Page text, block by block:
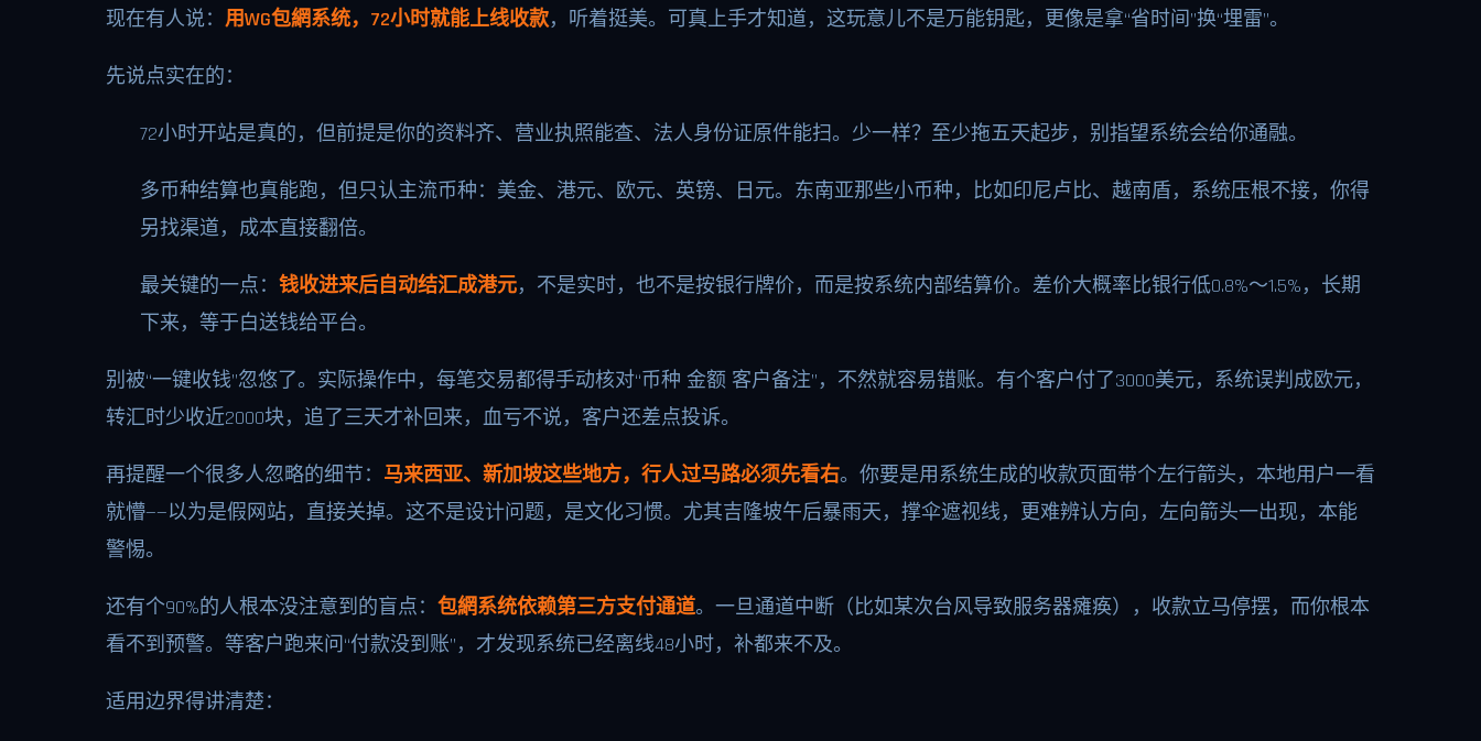
现在有人说： 用WG包網系统，72小时就能上线收款，听着挺美。可真上手才知道，这玩意儿不是万能钥匙，更像是拿“省时间”换“埋雷”。
先说点实在的：
72小时开站是真的，但前提是你的资料齐、营业执照能查、法人身份证原件能扫。少一样？至少拖五天起步，别指望系统会给你通融。
多币种结算也真能跑，但只认主流币种：美金、港元、欧元、英镑、日元。东南亚那些小币种，比如印尼卢比、越南盾，系统压根不接，你得
另找渠道，成本直接翻倍。
最关键的一点： 钱收进来后自动结汇成港元，不是实时，也不是按银行牌价，而是按系统内部结算价。差价大概率比银行低0.8%～1.5%，长期
下来，等于白送钱给平台。
别被“一键收钱”忽悠了。实际操作中，每笔交易都得手动核对“币种 金额 客户备注”，不然就容易错账。有个客户付了3000美元，系统误判成欧元，
转汇时少收近2000块，追了三天才补回来，血亏不说，客户还差点投诉。
再提醒一个很多人忽略的细节： 马来西亚、新加坡这些地方，行人过马路必须先看右。你要是用系统生成的收款页面带个左行箭头，本地用户一看
就懵——以为是假网站，直接关掉。这不是设计问题，是文化习惯。尤其吉隆坡午后暴雨天，撑伞遮视线，更难辨认方向，左向箭头一出现，本能
警惕。
还有个90%的人根本没注意到的盲点： 包網系统依赖第三方支付通道。一旦通道中断（比如某次台风导致服务器瘫痪），收款立马停摆，而你根本
看不到预警。等客户跑来问“付款没到账”，才发现系统已经离线48小时，补都来不及。
适用边界得讲清楚：